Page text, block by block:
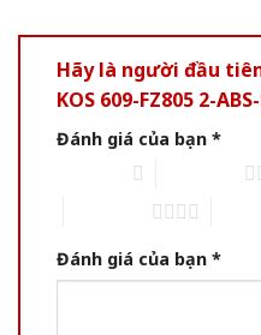
Hãy là người đầu
KOS 609-FZ805 2-
Đánh giá của bạn *
Đánh giá của bạn *